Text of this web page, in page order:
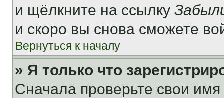
и щёлкните на ссылку
и скоро вы снова сможете
Вернуться к началу
» Я только что
Сначала проверьте свои